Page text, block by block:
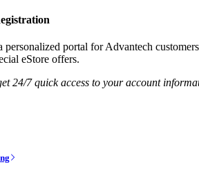
portal for Advantech
eStore offers.
24/7 quick access to your account